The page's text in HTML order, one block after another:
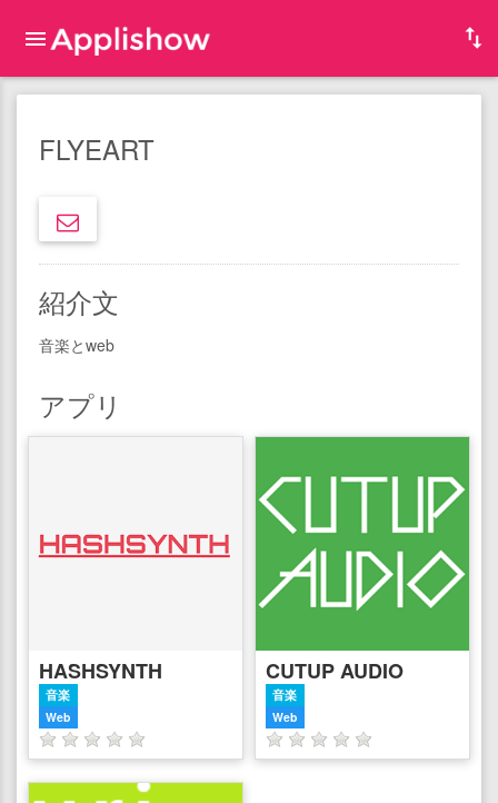
FLYEART
紹介文
音楽とweb
アプリ
HASHSYNTH
音楽
Web
CUTUP AUDIO
音楽
Web